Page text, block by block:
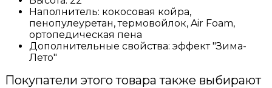
Наполнитель: кокосовая койра,
пенопулеуретан, термовойлок, Air Foam,
ортопедическая пена
Дополнительные свойства: эффект "Зима-
Лето"
Покупатели этого товара также выбирают